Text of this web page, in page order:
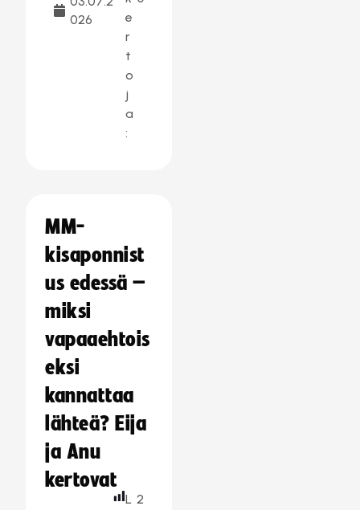
026
e
r
t
o
j
a
:
MM-
kisaponnist
us edessä –
miksi
vapaaehtois
eksi
kannattaa
lähteä? Eija
ja Anu
kertovat
L 2